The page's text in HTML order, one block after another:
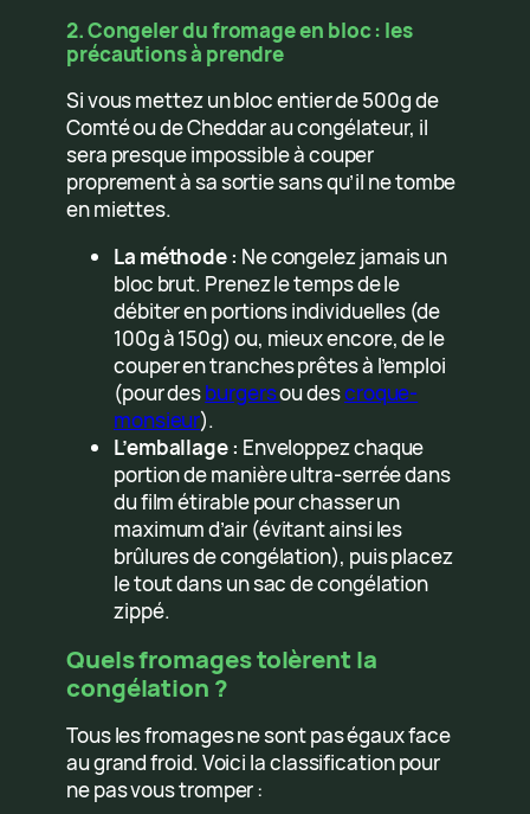
2. Congeler du fromage en bloc : les
précautions à prendre
Si vous mettez un bloc entier de 500g de
Comté ou de Cheddar au congélateur, il
sera presque impossible à couper
proprement à sa sortie sans qu’il ne tombe
en miettes.
La méthode : Ne congelez jamais un
bloc brut. Prenez le temps de le
débiter en portions individuelles (de
100g à 150g) ou, mieux encore, de le
couper en tranches prêtes à l’emploi
(pour desburgersou descroque-
monsieur).
L’emballage : Enveloppez chaque
portion de manière ultra-serrée dans
du film étirable pour chasser un
maximum d’air (évitant ainsi les
brûlures de congélation), puis placez
le tout dans un sac de congélation
zippé.
Quels fromages tolèrent la
congélation ?
Tous les fromages ne sont pas égaux face
au grand froid. Voici la classification pour
ne pas vous tromper :